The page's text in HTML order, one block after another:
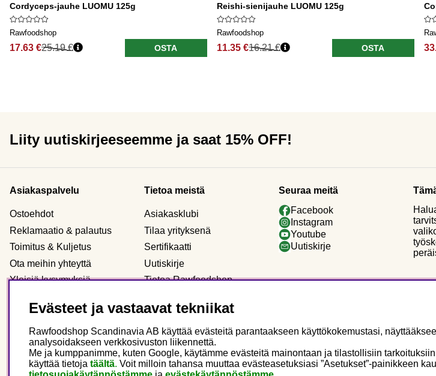
Cordyceps-jauhe LUOMU 125g
Rawfoodshop
17.63 €25.19 € OSTA
Reishi-sienijauhe LUOMU 125g
Rawfoodshop
11.35 €16.21 € OSTA
Liity uutiskirjeeseemme ja saat 15% OFF!
Asiakaspalvelu
Ostoehdot
Reklamaatio & palautus
Toimitus & Kuljetus
Ota meihin yhteyttä
Yleisiä kysymyksiä
Henkilökohtaiset tiedot
Tietoa meistä
Asiakasklubi
Tilaa yrityksenä
Sertifikaatti
Uutiskirje
Tietoa Rawfoodshop
Seuraa meitä
Facebook
Instagram
Youtube
Uutiskirje
Finland
Evästeet ja vastaavat tekniikat
Rawfoodshop Scandinavia AB käyttää evästeitä parantaakseen käyttökokemustasi,
analysoidakseen verkkosivuston liikennettä.
Me ja kumppanimme, kuten Google, käytämme evästeitä mainontaan ja tilastollisiin
käyttää tietoja täältä. Voit milloin tahansa muuttaa evästeasetuksiasi ”Asetukset”-painikkeen